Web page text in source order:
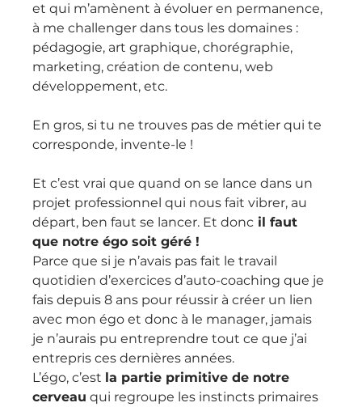
et qui m’amènent à évoluer en permanence,
à me challenger dans tous les domaines :
pédagogie, art graphique, chorégraphie,
marketing, création de contenu, web
développement, etc.
En gros, si tu ne trouves pas de métier qui te
corresponde, invente-le !
Et c’est vrai que quand on se lance dans un
projet professionnel qui nous fait vibrer, au
départ, ben faut se lancer. Et donc il faut
que notre égo soit géré !
Parce que si je n’avais pas fait le travail
quotidien d’exercices d’auto-coaching que je
fais depuis 8 ans pour réussir à créer un lien
avec mon égo et donc à le manager, jamais
je n’aurais pu entreprendre tout ce que j’ai
entrepris ces dernières années.
L’égo, c’est la partie primitive de notre
cerveau qui regroupe les instincts primaires